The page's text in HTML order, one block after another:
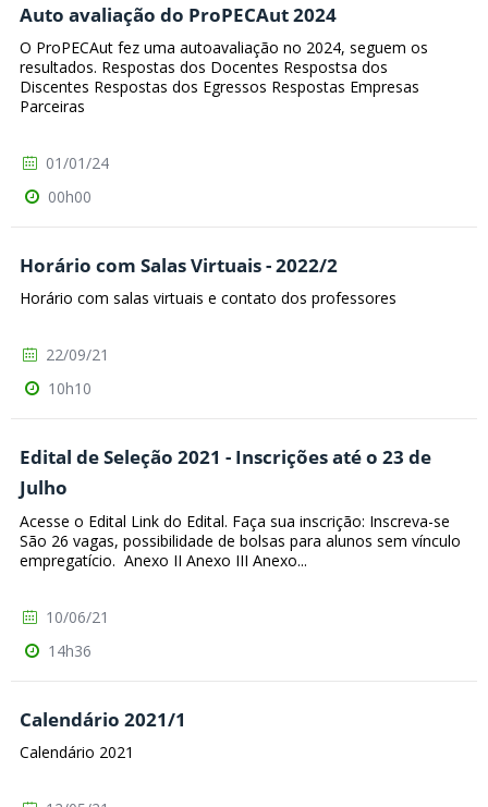
Auto avaliação do ProPECAut 2024
O ProPECAut fez uma autoavaliação no 2024, seguem os
resultados. Respostas dos Docentes Respostsa dos
Discentes Respostas dos Egressos Respostas Empresas
Parceiras
01/01/24
00h00
Horário com Salas Virtuais - 2022/2
Horário com salas virtuais e contato dos professores
22/09/21
10h10
Edital de Seleção 2021 - Inscrições até o 23 de
Julho
Acesse o Edital Link do Edital. Faça sua inscrição: Inscreva-se
São 26 vagas, possibilidade de bolsas para alunos sem vínculo
empregatício. Anexo II Anexo III Anexo...
10/06/21
14h36
Calendário 2021/1
Calendário 2021